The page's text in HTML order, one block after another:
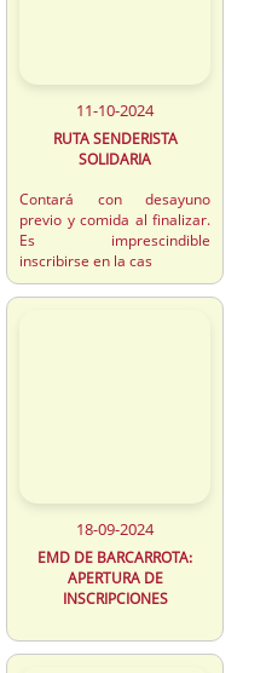
11-10-2024
RUTA SENDERISTA
SOLIDARIA
Contará con desayuno
previo y comida al finalizar.
Es imprescindible
inscribirse en la cas
18-09-2024
EMD DE BARCARROTA:
APERTURA DE
INSCRIPCIONES